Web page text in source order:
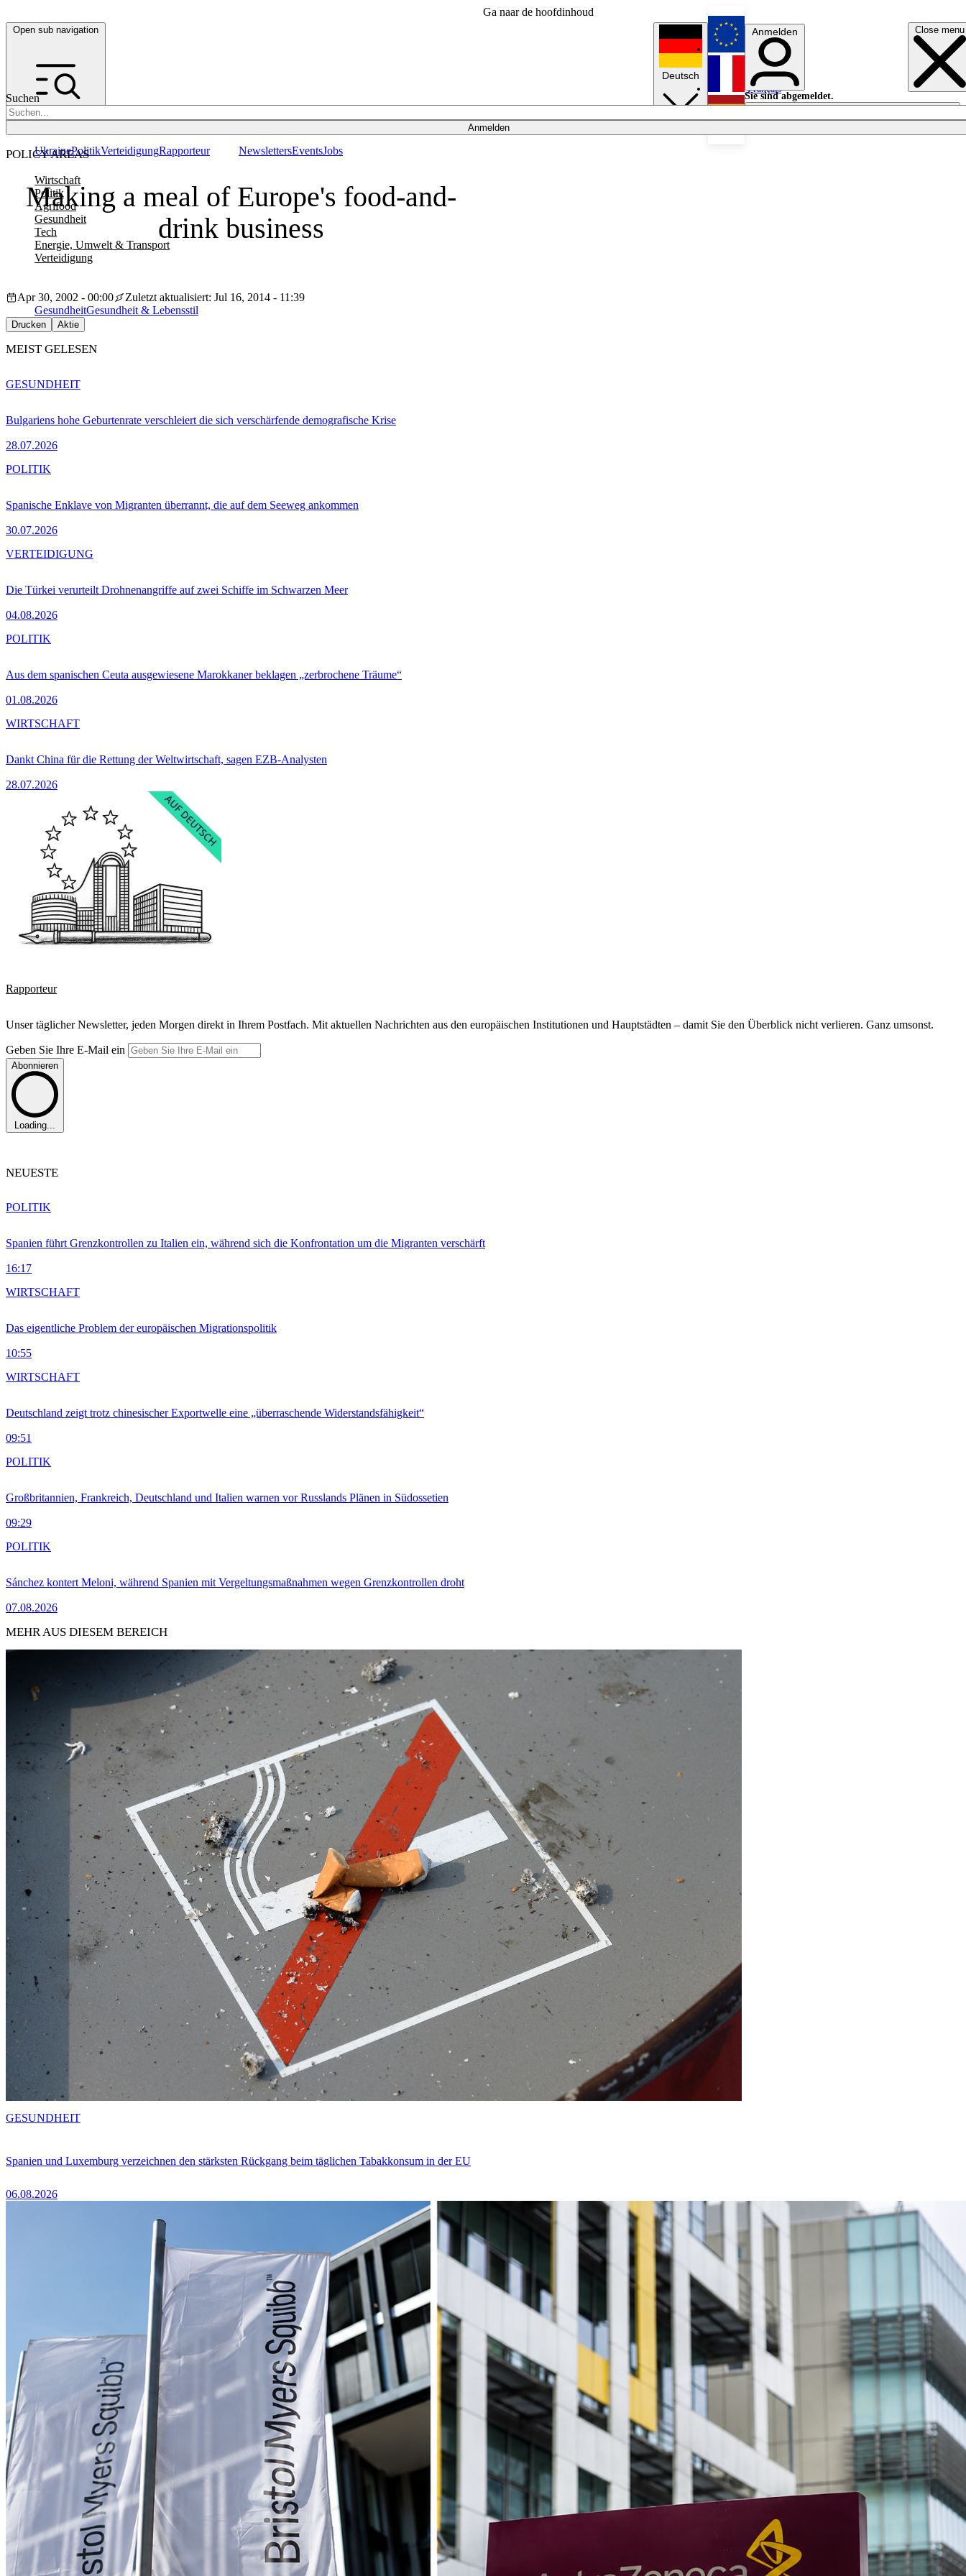
Ga naar de hoofdinhoud
Open sub navigation Close menu
Suchen
Anmelden
POLICY AREAS
Wirtschaft
Politik
Agrifood
Gesundheit
Tech
Energie, Umwelt & Transport
Verteidigung
UkrainePolitikVerteidigungRapporteur NewslettersEventsJobs
Deutsch
English
Français
Anmelden
Sie sind abgemeldet.
Anmelden
Licht aus
Making a meal of Europe's food-and-
drink business
Apr 30, 2002 - 00:00
Zuletzt aktualisiert: Jul 16, 2014 - 11:39
GesundheitGesundheit & Lebensstil
Drucken Aktie
MEIST GELESEN
Bulgariens hohe Geburtenrate verschleiert die sich verschärfende demografische Krise
28.07.2026
GESUNDHEIT
Spanische Enklave von Migranten überrannt, die auf dem Seeweg ankommen
30.07.2026
POLITIK
Die Türkei verurteilt Drohnenangriffe auf zwei Schiffe im Schwarzen Meer
04.08.2026
VERTEIDIGUNG
Aus dem spanischen Ceuta ausgewiesene Marokkaner beklagen „zerbrochene Träume“
01.08.2026
POLITIK
Dankt China für die Rettung der Weltwirtschaft, sagen EZB-Analysten
28.07.2026
WIRTSCHAFT
Rapporteur
Unser täglicher Newsletter, jeden Morgen direkt in Ihrem Postfach. Mit aktuellen Nachrichten aus den europäischen Institutionen und Hauptstädten – damit Sie den Überblick nicht verlieren. Ganz umsonst.
Geben Sie Ihre E-Mail ein
Abonnieren
Loading...
NEUESTE
Spanien führt Grenzkontrollen zu Italien ein, während sich die Konfrontation um die Migranten verschärft
16:17
POLITIK
Das eigentliche Problem der europäischen Migrationspolitik
10:55
WIRTSCHAFT
Deutschland zeigt trotz chinesischer Exportwelle eine „überraschende Widerstandsfähigkeit“
09:51
WIRTSCHAFT
Großbritannien, Frankreich, Deutschland und Italien warnen vor Russlands Plänen in Südossetien
09:29
POLITIK
Sánchez kontert Meloni, während Spanien mit Vergeltungsmaßnahmen wegen Grenzkontrollen droht
07.08.2026
POLITIK
MEHR AUS DIESEM BEREICH
Spanien und Luxemburg verzeichnen den stärksten Rückgang beim täglichen Tabakkonsum in der EU
06.08.2026
GESUNDHEIT